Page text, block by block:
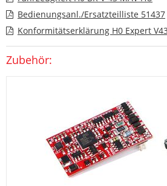
Bedienungsanl./Ersatzteilliste 51437
Konformitätserklärung H0 Expert
Zubehör: